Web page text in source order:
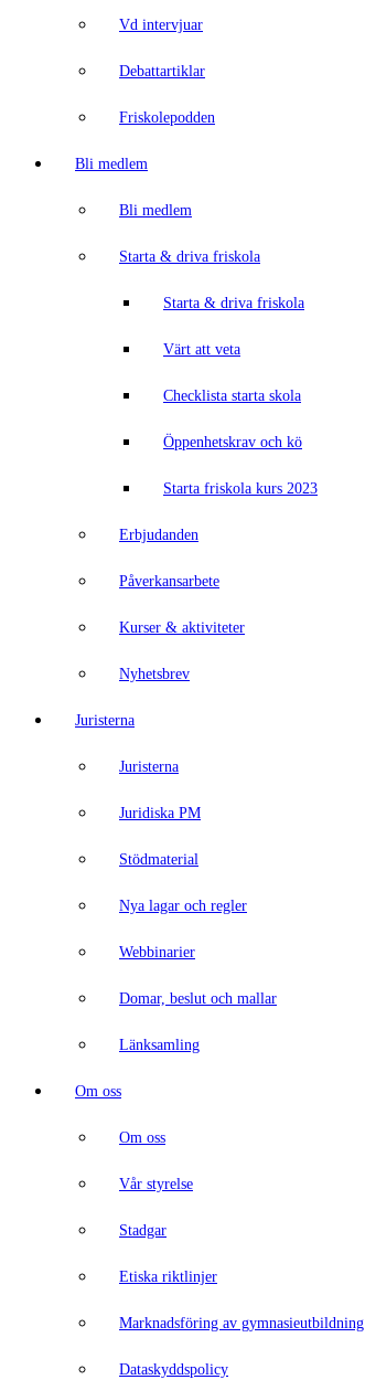
Vd intervjuar
Debattartiklar
Friskolepodden
Bli medlem
Bli medlem
Starta & driva friskola
Starta & driva friskola
Värt att veta
Checklista starta skola
Öppenhetskrav och kö
Starta friskola kurs 2023
Erbjudanden
Påverkansarbete
Kurser & aktiviteter
Nyhetsbrev
Juristerna
Juristerna
Juridiska PM
Stödmaterial
Nya lagar och regler
Webbinarier
Domar, beslut och mallar
Länksamling
Om oss
Om oss
Vår styrelse
Stadgar
Etiska riktlinjer
Marknadsföring av gymnasieutbildning
Dataskyddspolicy